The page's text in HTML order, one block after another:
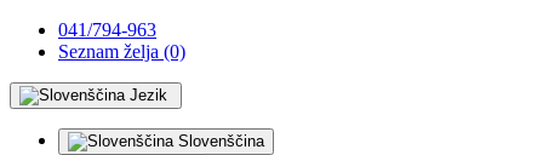
041/794-963
Seznam želja (0)
Jezik
Slovenščina